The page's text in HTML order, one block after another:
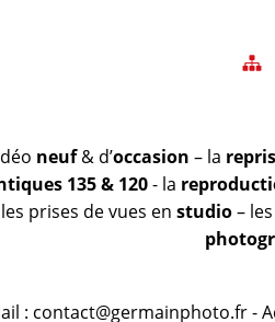
neuf& d’occasion – la
135 & 120- la
prises de vues en studio– les
: contact@germainphoto.fr